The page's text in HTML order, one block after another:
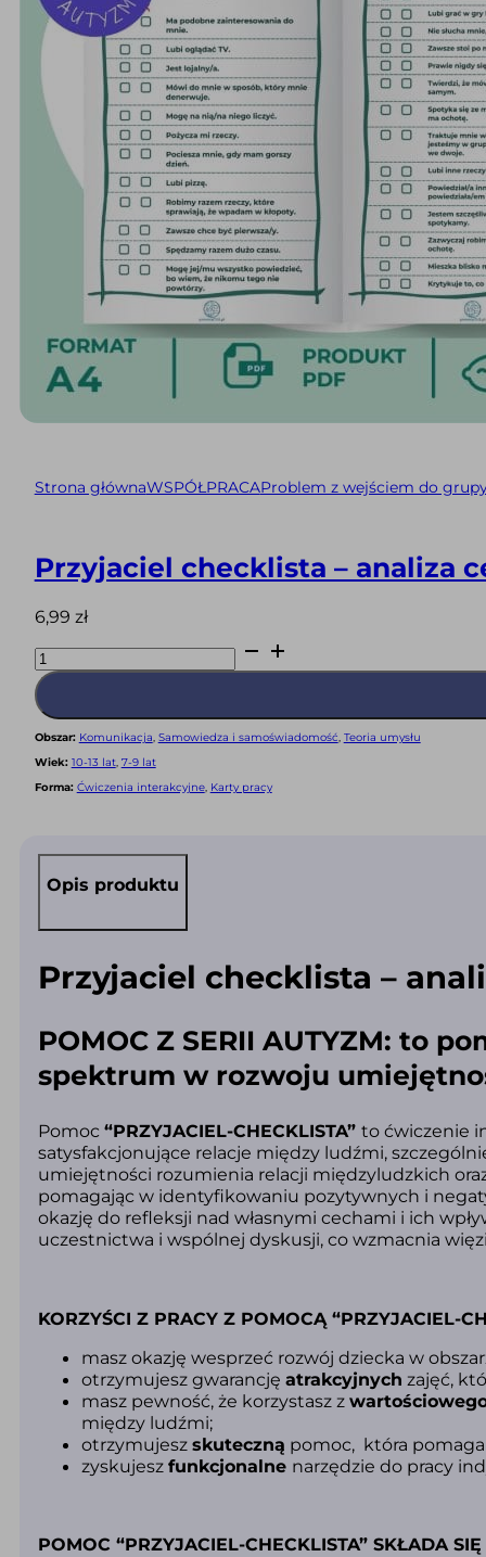
Strona głównaWSPÓŁPRACAProblem z wejściem do
Przyjaciel checklista – analiza
6,99 zł
Przyjaciel
checklista
-
analiza
cech
przyjacielskich
między
ludźmi
(PDF)
Obszar: Komunikacja, Samowiedza i samoświadomość, Teoria umysłu
Wiek: 10-13 lat, 7-9 lat
Forma: Ćwiczenia interakcyjne, Karty pracy
Opis produktu
Przyjaciel checklista –
POMOC Z SERII AUTYZM: to
spektrum w rozwoju
Pomoc“PRZYJACIEL-CHECKLISTA”to ćwiczenie
satysfakcjonujące relacje między ludźmi,
umiejętności rozumienia relacji międzyludzkich
pomagając w identyfikowaniu pozytywnych i
okazję do refleksji nad własnymi cechami i ich
uczestnictwa i wspólnej dyskusji, co wzmacnia
KORZYŚCI Z PRACY Z POMOCĄ “PRZYJACIEL-
masz okazję wesprzeć rozwój dziecka w
otrzymujesz gwarancjęatrakcyjnych zajęć,
masz pewność, że korzystasz z
między ludźmi;
otrzymujeszskuteczną pomoc, która
zyskujeszfunkcjonalne narzędzie do pracy
POMOC “PRZYJACIEL-CHECKLISTA” SKŁADA